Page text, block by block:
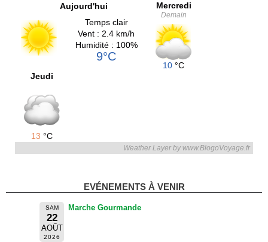
Aujourd'hui
Temps clair
Vent : 2.4 km/h
Humidité : 100%
9°C
Mercredi
Demain
10 °C
Jeudi
13 °C
Weather Layer by www.BlogoVoyage.fr
EVÉNEMENTS À VENIR
SAM
22
AOÛT
2026
Marche Gourmande